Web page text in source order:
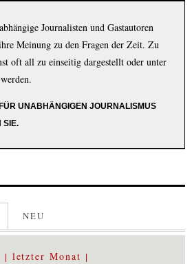
Journalisten und Gastautoren
Meinung zu den Fragen der Zeit. Zu
oft all zu einseitig dargestellt oder unter
UNABHÄNGIGEN JOURNALISMUS
SIE.
NEU
letzter Monat